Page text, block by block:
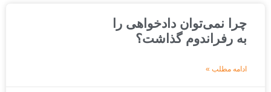
چرا نمی‌توان دادخواهی را
به رفراندوم گذاشت؟
ادامه مطلب »